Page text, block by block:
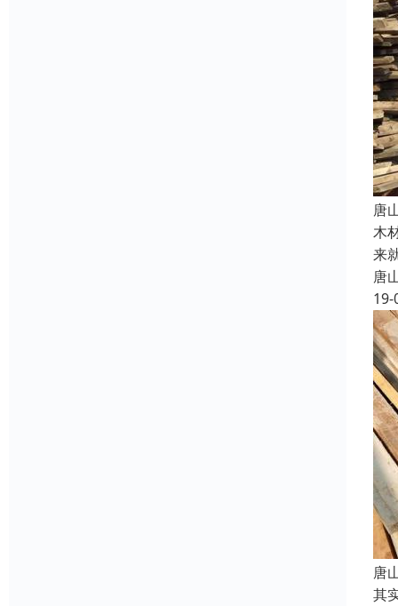
唐
木
来
唐
19-
唐
其